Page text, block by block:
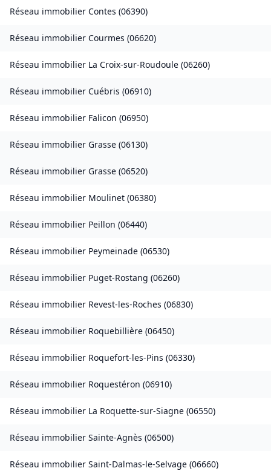
Réseau immobilier Contes (06390)
Réseau immobilier Courmes (06620)
Réseau immobilier La Croix-sur-Roudoule (06260)
Réseau immobilier Cuébris (06910)
Réseau immobilier Falicon (06950)
Réseau immobilier Grasse (06130)
Réseau immobilier Grasse (06520)
Réseau immobilier Moulinet (06380)
Réseau immobilier Peillon (06440)
Réseau immobilier Peymeinade (06530)
Réseau immobilier Puget-Rostang (06260)
Réseau immobilier Revest-les-Roches (06830)
Réseau immobilier Roquebillière (06450)
Réseau immobilier Roquefort-les-Pins (06330)
Réseau immobilier Roquestéron (06910)
Réseau immobilier La Roquette-sur-Siagne (06550)
Réseau immobilier Sainte-Agnès (06500)
Réseau immobilier Saint-Dalmas-le-Selvage (06660)